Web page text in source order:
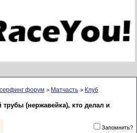
форум > Матчасть > Клуб
(нержавейка), кто делал и
Запомнить?